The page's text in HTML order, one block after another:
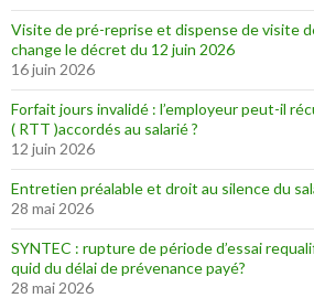
Visite de pré-reprise et dispense de visite
change le décret du 12 juin 2026
16 juin 2026
Forfait jours invalidé : l’employeur peut-il
( RTT )accordés au salarié ?
12 juin 2026
Entretien préalable et droit au silence du
28 mai 2026
SYNTEC : rupture de période d’essai
quid du délai de prévenance payé?
28 mai 2026